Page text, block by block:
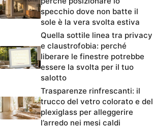
specchio dove non batte il
sole è la vera svolta estiva
Quella sottile linea tra privacy
e claustrofobia: perché
liberare le finestre potrebbe
essere la svolta per il tuo
salotto
Trasparenze rinfrescanti: il
trucco del vetro colorato e del
plexiglass per alleggerire
l’arredo nei mesi caldi